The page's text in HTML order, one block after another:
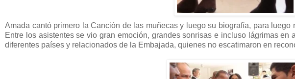
Amada cantó primero la Canción de las muñecas y luego su biografía, para
Entre los asistentes se vio gran emoción, grandes sonrisas e incluso lágrimas en
diferentes países y relacionados de la Embajada, quienes no escatimaron en